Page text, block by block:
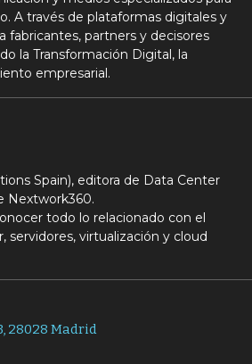
A través de plataformas digitales y
fabricantes, partners y decisores
la Transformación Digital, la
empresarial.
Spain), editora de Data Center
Nextwork360.
todo lo relacionado con el
servidores, virtualización y cloud
28028 Madrid